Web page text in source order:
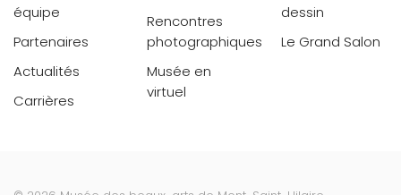
équipe
Partenaires
Actualités
Carrières
Rencontres
photographiques
Musée en
virtuel
dessin
Le Grand Salon